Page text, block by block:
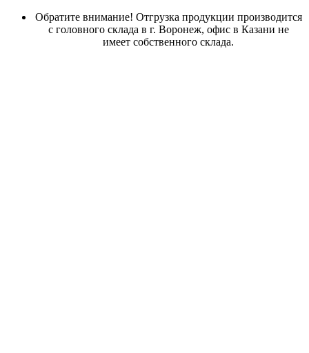
Обратите внимание! Отгрузка продукции производится
с головного склада в г. Воронеж, офис в Казани не
имеет собственного склада.